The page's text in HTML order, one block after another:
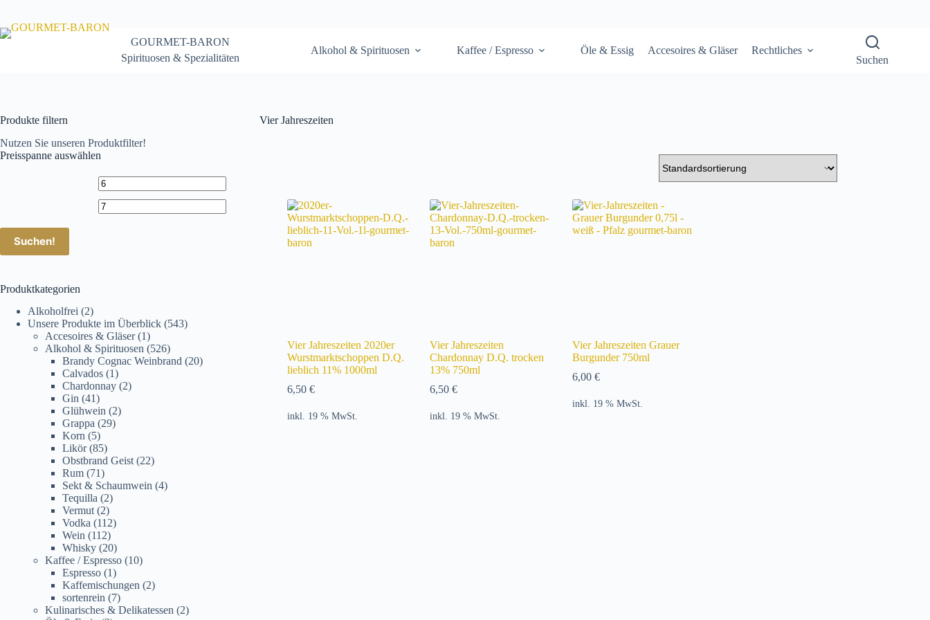
springen
GOURMET-BARON
Spirituosen & Spezialitäten
Alkohol & Spirituosen Kaffee / Espresso Öle & Essig Accesoires & Gläser
Rechtliches
Suchen
Vier Jahreszeiten
Vier Jahreszeiten 2020er
Wurstmarktschoppen D.Q.
lieblich 11% 1000ml
6,50 €
inkl. 19 % MwSt.
Vier Jahreszeiten
Chardonnay D.Q. trocken
13% 750ml
6,50 €
inkl. 19 % MwSt.
Vier Jahreszeiten Grauer
Burgunder 750ml
6,00 €
inkl. 19 % MwSt.
Produkte filtern
Nutzen Sie unseren Produktfilter!
Preisspanne auswählen
Suchen!
Produktkategorien
Alkoholfrei (2)
Unsere Produkte im Überblick (543)
Accesoires & Gläser (1)
Alkohol & Spirituosen (526)
Brandy Cognac Weinbrand (20)
Calvados (1)
Chardonnay (2)
Gin (41)
Glühwein (2)
Grappa (29)
Korn (5)
Likör (85)
Obstbrand Geist (22)
Rum (71)
Sekt & Schaumwein (4)
Tequilla (2)
Vermut (2)
Vodka (112)
Wein (112)
Whisky (20)
Kaffee / Espresso (10)
Espresso (1)
Kaffemischungen (2)
sortenrein (7)
Kulinarisches & Delikatessen (2)